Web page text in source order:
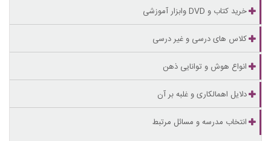
خرید کتاب و DVD وابزار آموزشی
کلاس های درسی و غیر درسی
انواع هوش و توانایی ذهن
دلایل اهمالکاری و غلبه بر آن
انتخاب مدرسه و مسائل مرتبط